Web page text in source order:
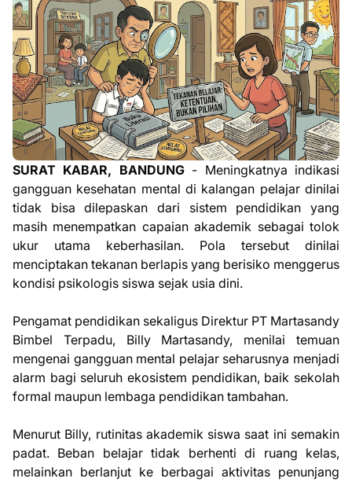
SURAT KABAR, BANDUNG- Meningkatnya indikasi
gangguan kesehatan mental di kalangan pelajar dinilai
tidak bisa dilepaskan dari sistem pendidikan yang
masih menempatkan capaian akademik sebagai tolok
ukur utama keberhasilan. Pola tersebut dinilai
menciptakan tekanan berlapis yang berisiko menggerus
kondisi psikologis siswa sejak usia dini.
Pengamat pendidikan sekaligus Direktur PT Martasandy
Bimbel Terpadu, Billy Martasandy, menilai temuan
mengenai gangguan mental pelajar seharusnya menjadi
alarm bagi seluruh ekosistem pendidikan, baik sekolah
formal maupun lembaga pendidikan tambahan.
Menurut Billy, rutinitas akademik siswa saat ini semakin
padat. Beban belajar tidak berhenti di ruang kelas,
melainkan berlanjut ke berbagai aktivitas penunjang